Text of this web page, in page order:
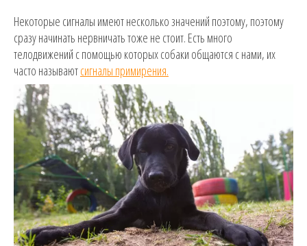
Некоторые сигналы имеют несколько значений поэтому, поэтому
сразу начинать нервничать тоже не стоит. Есть много
телодвижений с помощью которых собаки общаются с нами, их
часто называютсигналы примирения.